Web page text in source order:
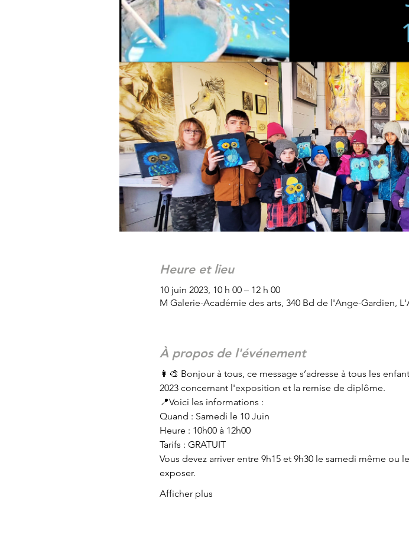
Heure et lieu
10 juin 2023, 10 h 00 – 12 h 00
M Galerie-Académie des arts, 340 Bd de l'Ange-Gardien,
À propos de l'événement
👩‍🎨 Bonjour à tous, ce message s’adresse à tous les
2023 concernant l'exposition et la remise de diplôme.
📍Voici les informations :
Quand : Samedi le 10 Juin
Heure : 10h00 à 12h00
Tarifs : GRATUIT
Vous devez arriver entre 9h15 et 9h30 le samedi même ou
exposer.
Afficher plus